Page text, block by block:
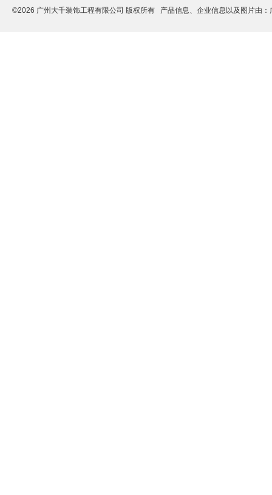
©2026 广州大千装饰工程有限公司 版权所有 产品信息、企业信息以及图片由